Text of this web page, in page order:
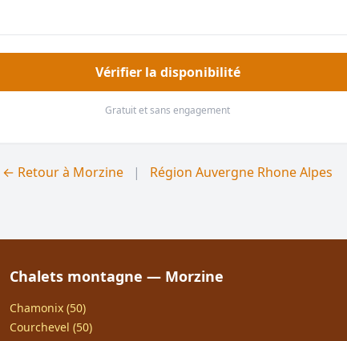
Vérifier la disponibilité
Gratuit et sans engagement
← Retour à Morzine | Région Auvergne Rhone Alpes
Chalets montagne — Morzine
Chamonix (50)
Courchevel (50)